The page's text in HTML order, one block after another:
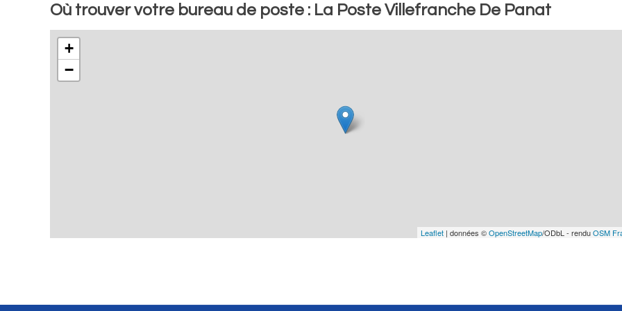
Où trouver votre bureau de poste : La Poste Villefranche De Panat
+
−
Leaflet | données ©OpenStreetMap/ODbL - renduOSM